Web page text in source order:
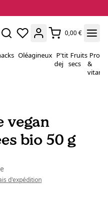
0,00 €
Oléagineux P'tit
dej
Fruits
secs
&
vegan
bio 50 g
d'expédition